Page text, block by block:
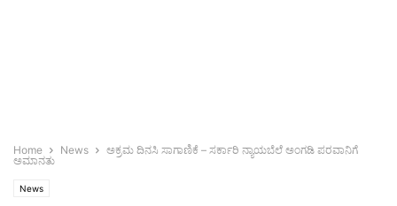
Home News
ಅಕ್ರಮ ದಿನಸಿ ಸಾಗಾಣಿಕೆ – ಸರ್ಕಾರಿ ನ್ಯಾಯಬೆಲೆ ಅಂಗಡಿ ಪರವಾನಿಗೆ
ಅಮಾನತು
News